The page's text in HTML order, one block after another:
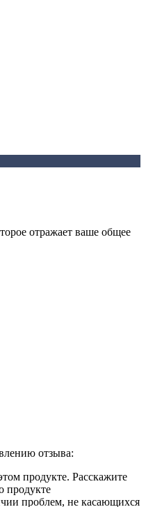
отражает ваше общее
отзыва:
продукте. Расскажите
продукте
проблем, не касающихся